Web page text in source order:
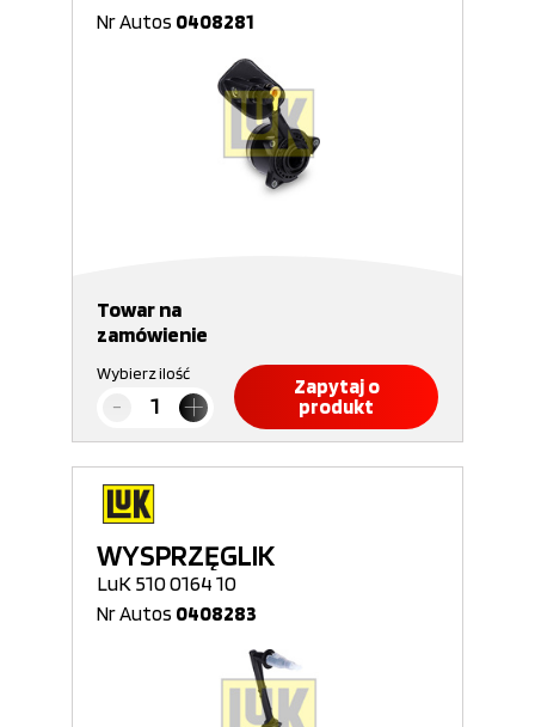
Nr Autos 0408281
Towar na
zamówienie
Wybierz ilość
Zapytaj o
produkt
WYSPRZĘGLIK
LuK 510 0164 10
Nr Autos 0408283